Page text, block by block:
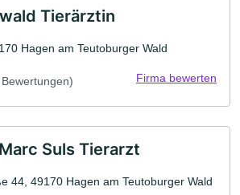
Tierärztin
Hagen am Teutoburger Wald
Firma bewerten
Suls Tierarzt
44, 49170 Hagen am Teutoburger Wald